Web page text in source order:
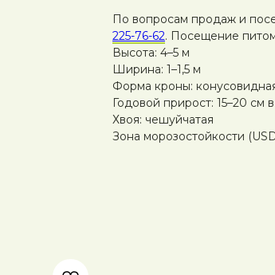
По вопросам продаж и
225-76-62. Посещение
Высота: 4–5 м
Ширина: 1–1,5 м
Форма кроны:
Годовой прирост: 15–20 см
Хвоя: чешуйчатая
Зона морозостойкости